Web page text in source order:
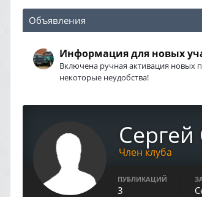
Объявления
Информация для новых
Включена ручная активация новых
некоторые неудобства!
Сергей
Член клуба
ПУБЛИКАЦИЙ
3